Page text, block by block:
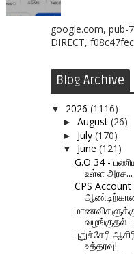
google.com, pub-
DIRECT,
Blog Archive
▼ 2026 (1116)
► August (26)
► July (170)
▼ June (121)
G.O 34 -
உள்ள அரச...
CPS
வழங்குதல் -
புதுச்சேரி
உத்தரவு!